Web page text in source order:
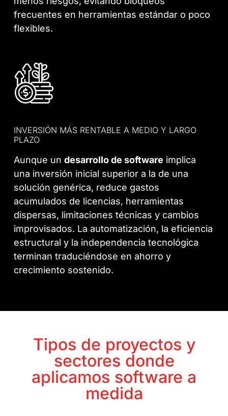
frecuentes en herramientas estándar o poco
flexibles.
INVERSIÓN MÁS RENTABLE A MEDIO Y LARGO
PLAZO
Aunque undesarrollo de software implica
una inversión inicial superior a la de una
solución genérica, reduce gastos
acumulados de licencias, herramientas
dispersas, limitaciones técnicas y cambios
improvisados. La automatización, la eficiencia
estructural y la independencia tecnológica
terminan traduciéndose en ahorro y
crecimiento sostenido.
Tipos de proyectos y
sectores donde
aplicamos software a
medida